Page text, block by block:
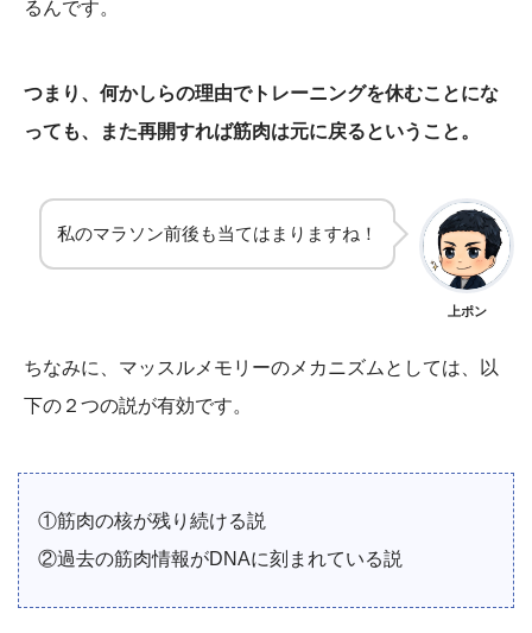
るんです。
つまり、何かしらの理由でトレーニングを休むことにな
っても、また再開すれば筋肉は元に戻るということ。
私のマラソン前後も当てはまりますね！
上ポン
ちなみに、マッスルメモリーのメカニズムとしては、以
下の２つの説が有効です。
①筋肉の核が残り続ける説
②過去の筋肉情報がDNAに刻まれている説